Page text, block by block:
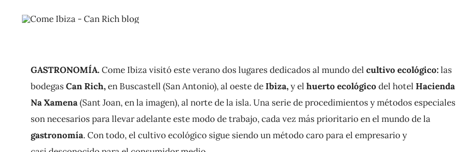
GASTRONOMÍA.Come Ibiza visitó este verano dos lugares dedicados al mundo del cultivo ecológico:las
bodegasCan Rich,en Buscastell (San Antonio), al oeste deIbiza,y el huerto ecológico del hotel Hacienda
Na Xamena(Sant Joan, en la imagen), al norte de la isla. Una serie de procedimientos y métodos especiales
son necesarios para llevar adelante este modo de trabajo, cada vez más prioritario en el mundo de la
gastronomía. Con todo, el cultivo ecológico sigue siendo un método caro para el empresario y